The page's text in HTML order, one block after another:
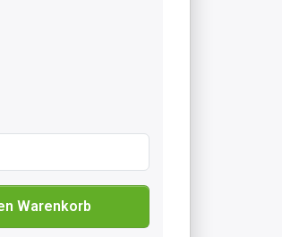
Warenkorb